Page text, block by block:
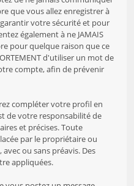
que vous allez enregistrer à
votre sécurité et pour
également à ne JAMAIS
pour quelque raison que ce
d'utiliser un mot de
compte, afin de prévenir
compléter votre profil en
de votre responsabilité de
et précises. Toute
par le propriétaire ou
ou sans préavis. Des
appliquées.